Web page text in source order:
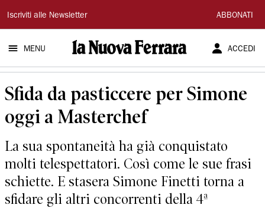
La
Nuova
Ferrara
Iscriviti alle Newsletter ABBONATI
MENU ACCEDI
Sfida da pasticcere per Simone
oggi a Masterchef
La sua spontaneità ha già conquistato
molti telespettatori. Così come le sue frasi
schiette. E stasera Simone Finetti torna a
sfidare gli altri concorrenti della 4ª